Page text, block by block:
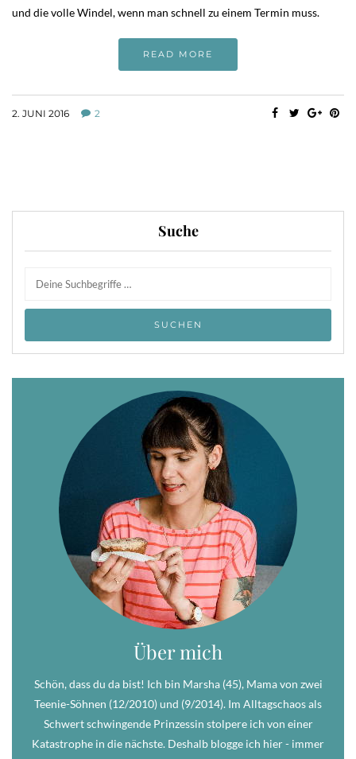
und die volle Windel, wenn man schnell zu einem Termin muss.
READ MORE
2. JUNI 2016 2
Suche
Über mich
Schön, dass du da bist! Ich bin Marsha (45), Mama von zwei
Teenie-Söhnen (12/2010) und (9/2014). Im Alltagschaos als
Schwert schwingende Prinzessin stolpere ich von einer
Katastrophe in die nächste. Deshalb blogge ich hier - immer